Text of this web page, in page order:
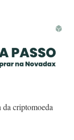
criptomoeda